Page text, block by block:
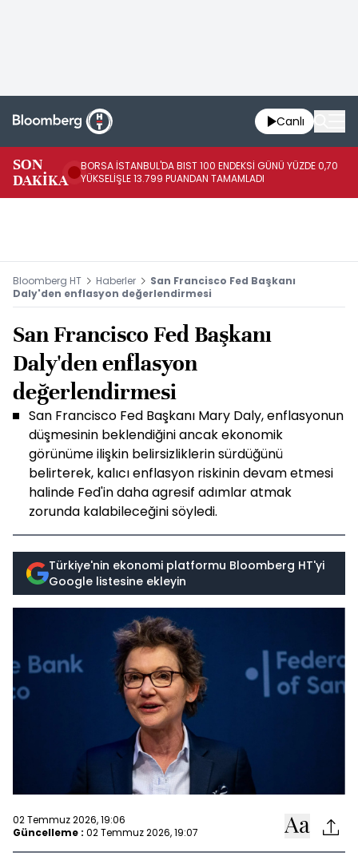
Canlı
SON
DAKİKA
BORSA İSTANBUL'DA BIST 100 ENDEKSİ GÜNÜ YÜZDE 0,70
YÜKSELİŞLE 13.799 PUANDAN TAMAMLADI
Bloomberg HT Haberler
San Francisco Fed Başkanı
Daly'den enflasyon değerlendirmesi
San Francisco Fed Başkanı
Daly'den enflasyon
değerlendirmesi
San Francisco Fed Başkanı Mary Daly, enflasyonun
düşmesinin beklendiğini ancak ekonomik
görünüme ilişkin belirsizliklerin sürdüğünü
belirterek, kalıcı enflasyon riskinin devam etmesi
halinde Fed'in daha agresif adımlar atmak
zorunda kalabileceğini söyledi.
Türkiye'nin ekonomi platformu Bloomberg HT'yi
Google listesine ekleyin
02 Temmuz 2026, 19:06
Güncelleme : 02 Temmuz 2026, 19:07